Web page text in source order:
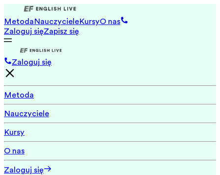
MetodaNauczycieleKursyO nas
Zaloguj sięZapisz się
Zaloguj się
Metoda
Nauczyciele
Kursy
O nas
Zaloguj się